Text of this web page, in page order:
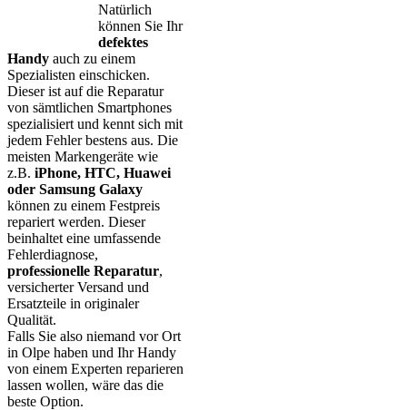
Natürlich
können Sie Ihr
defektes
Handy auch zu einem
Spezialisten einschicken.
Dieser ist auf die Reparatur
von sämtlichen Smartphones
spezialisiert und kennt sich mit
jedem Fehler bestens aus. Die
meisten Markengeräte wie
z.B. iPhone, HTC, Huawei
oder Samsung Galaxy
können zu einem Festpreis
repariert werden. Dieser
beinhaltet eine umfassende
Fehlerdiagnose,
professionelle Reparatur,
versicherter Versand und
Ersatzteile in originaler
Qualität.
Falls Sie also niemand vor Ort
in Olpe haben und Ihr Handy
von einem Experten reparieren
lassen wollen, wäre das die
beste Option.